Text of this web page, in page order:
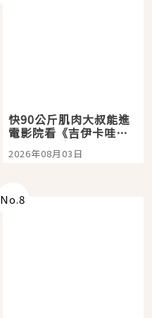
快90公斤肌肉大叔能進
電影院看《吉伊卡哇》
嗎？日本重金屬樂團
「打首」會長與nagano
2026年08月03日
No.8